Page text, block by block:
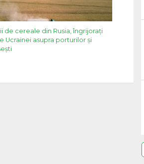
de cereale din Rusia, îngrijorați
Ucrainei asupra porturilor și